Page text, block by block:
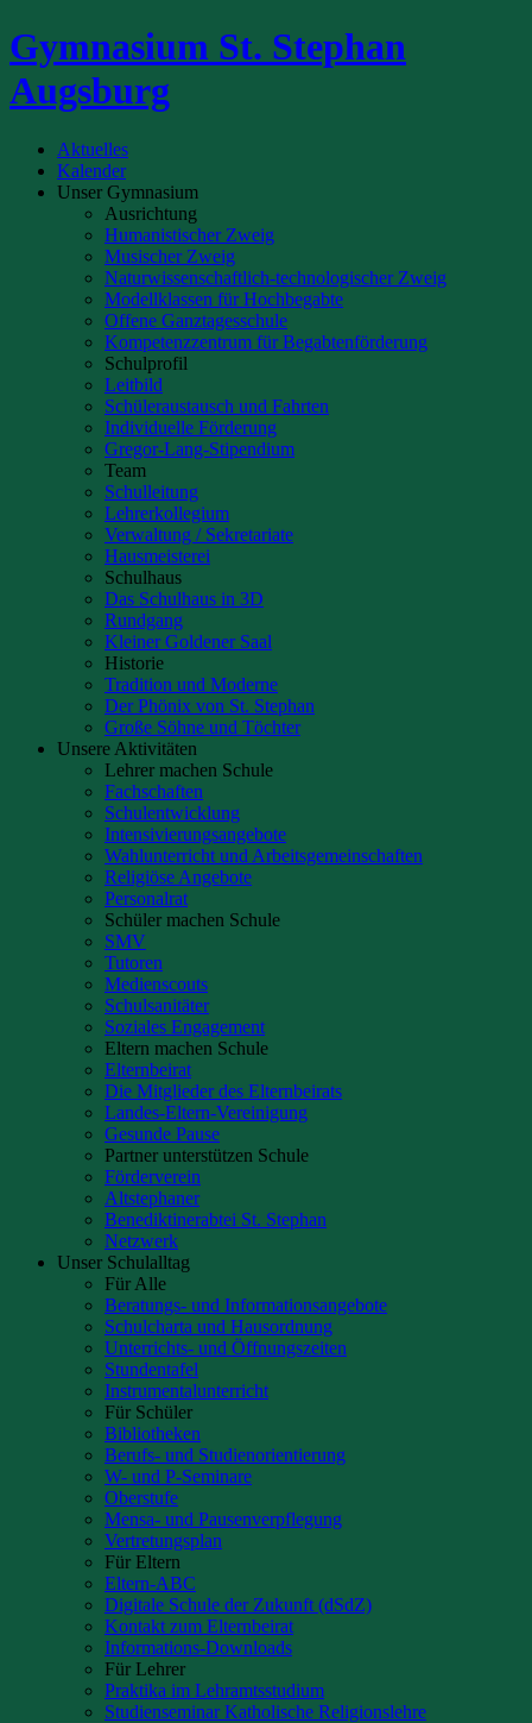
Gymnasium St. Stephan
Augsburg
Aktuelles
Kalender
Unser Gymnasium
Ausrichtung
Humanistischer Zweig
Musischer Zweig
Naturwissenschaftlich-technologischer Zweig
Modellklassen für Hochbegabte
Offene Ganztagesschule
Kompetenzzentrum für Begabtenförderung
Schulprofil
Leitbild
Schüleraustausch und Fahrten
Individuelle Förderung
Gregor-Lang-Stipendium
Team
Schulleitung
Lehrerkollegium
Verwaltung / Sekretariate
Hausmeisterei
Schulhaus
Das Schulhaus in 3D
Rundgang
Kleiner Goldener Saal
Historie
Tradition und Moderne
Der Phönix von St. Stephan
Große Söhne und Töchter
Unsere Aktivitäten
Lehrer machen Schule
Fachschaften
Schulentwicklung
Intensivierungsangebote
Wahlunterricht und Arbeitsgemeinschaften
Religiöse Angebote
Personalrat
Schüler machen Schule
SMV
Tutoren
Medienscouts
Schulsanitäter
Soziales Engagement
Eltern machen Schule
Elternbeirat
Die Mitglieder des Elternbeirats
Landes-Eltern-Vereinigung
Gesunde Pause
Partner unterstützen Schule
Förderverein
Altstephaner
Benediktinerabtei St. Stephan
Netzwerk
Unser Schulalltag
Für Alle
Beratungs- und Informationsangebote
Schulcharta und Hausordnung
Unterrichts- und Öffnungszeiten
Stundentafel
Instrumentalunterricht
Für Schüler
Bibliotheken
Berufs- und Studienorientierung
W- und P-Seminare
Oberstufe
Mensa- und Pausenverpflegung
Vertretungsplan
Für Eltern
Eltern-ABC
Digitale Schule der Zukunft (dSdZ)
Kontakt zum Elternbeirat
Informations-Downloads
Für Lehrer
Praktika im Lehramtsstudium
Studienseminar Katholische Religionslehre